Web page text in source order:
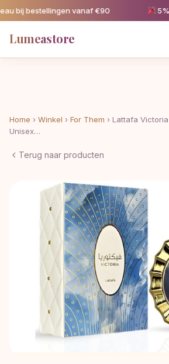
bestellingen vanaf €90 5%
Lumeastore
Home › Winkel › For Them › Lattafa
Unisex…
Terug naar producten